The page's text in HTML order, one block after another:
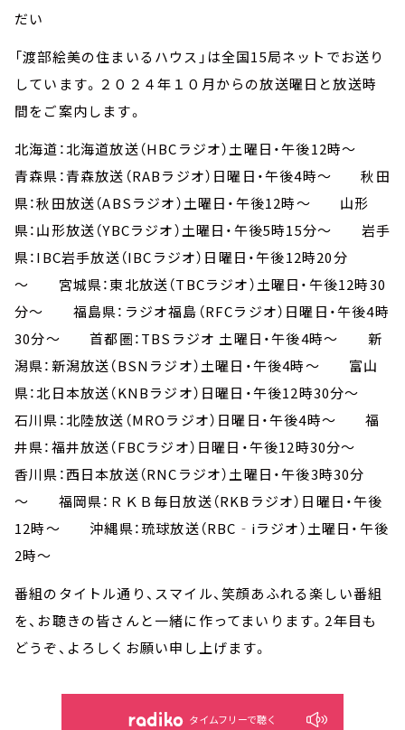
だい
「渡部絵美の住まいるハウス」は全国15局ネットでお送り
しています。２０２４年１０月からの放送曜日と放送時
間をご案内します。
北海道：北海道放送（HBCラジオ）土曜日・午後12時～
青森県：青森放送（RABラジオ）日曜日・午後4時～ 秋田
県：秋田放送（ABSラジオ）土曜日・午後12時～ 山形
県：山形放送（YBCラジオ）土曜日・午後5時15分～ 岩手
県：IBC岩手放送（IBCラジオ）日曜日・午後12時20分
～ 宮城県：東北放送（TBCラジオ）土曜日・午後12時30
分～ 福島県：ラジオ福島（RFCラジオ）日曜日・午後4時
30分～ 首都圏：TBSラジオ 土曜日・午後4時～ 新
潟県：新潟放送（BSNラジオ）土曜日・午後4時～ 富山
県：北日本放送（KNBラジオ）日曜日・午後12時30分～
石川県：北陸放送（MROラジオ）日曜日・午後4時～ 福
井県：福井放送（FBCラジオ）日曜日・午後12時30分～
香川県：西日本放送（RNCラジオ）土曜日・午後3時30分
～ 福岡県：ＲＫＢ毎日放送（RKBラジオ）日曜日・午後
12時～ 沖縄県：琉球放送（RBC‐iラジオ）土曜日・午後
2時～
番組のタイトル通り、スマイル、笑顔あふれる楽しい番組
を、お聴きの皆さんと一緒に作ってまいります。2年目も
どうぞ、よろしくお願い申し上げます。
タイムフリーで聴く